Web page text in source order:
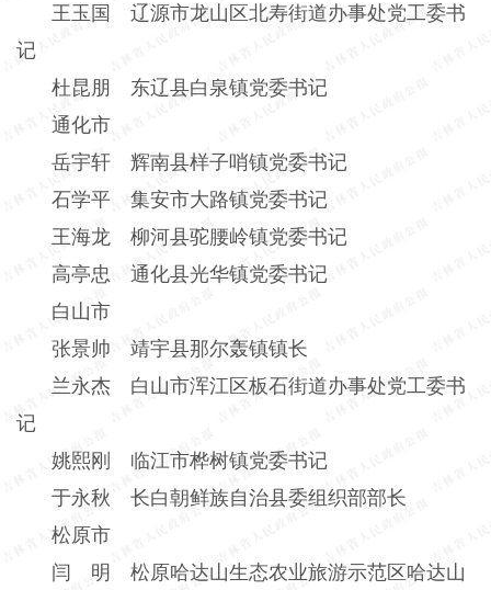
王玉国 辽源市龙山区北寿街道办事处党工委书
记
杜昆朋 东辽县白泉镇党委书记
通化市
岳宇轩 辉南县样子哨镇党委书记
石学平 集安市大路镇党委书记
王海龙 柳河县驼腰岭镇党委书记
高亭忠 通化县光华镇党委书记
白山市
张景帅 靖宇县那尔轰镇镇长
兰永杰 白山市浑江区板石街道办事处党工委书
记
姚熙刚 临江市桦树镇党委书记
于永秋 长白朝鲜族自治县委组织部部长
松原市
闫 明 松原哈达山生态农业旅游示范区哈达山